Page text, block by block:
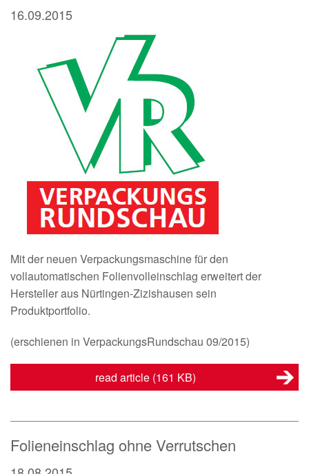
16.09.2015
Mit der neuen Verpackungsmaschine für den
vollautomatischen Folienvolleinschlag erweitert der
Hersteller aus Nürtingen-Zizishausen sein
Produktportfolio.
(erschienen in VerpackungsRundschau 09/2015)
read article (161 KB)
Folieneinschlag ohne Verrutschen